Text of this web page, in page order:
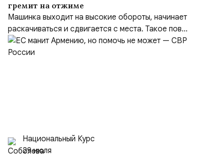
гремит на отжиме
Машинка выходит на высокие обороты, начинает
раскачиваться и сдвигается с места. Такое пов...
Национальный Курс
29 июля